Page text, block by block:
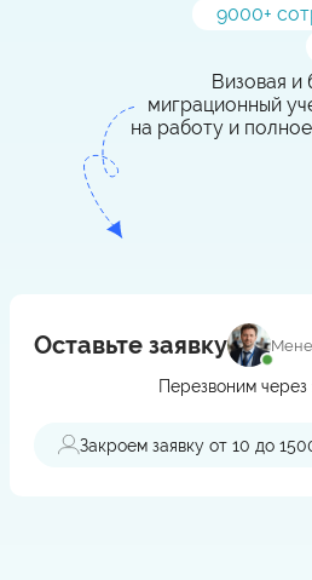
9000+
Визовая и
миграционный
на работу и
Оставьте заявку
Перезвоним
Закроем заявку от 10 до